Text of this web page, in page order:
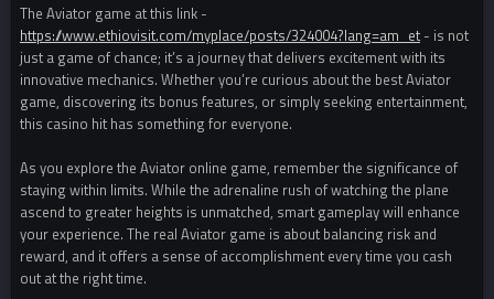
The Aviator game at this link -
https://www.ethiovisit.com/myplace/posts/324004?lang=am_et - is not
just a game of chance; it’s a journey that delivers excitement with its
innovative mechanics. Whether you’re curious about the best Aviator
game, discovering its bonus features, or simply seeking entertainment,
this casino hit has something for everyone.
As you explore the Aviator online game, remember the significance of
staying within limits. While the adrenaline rush of watching the plane
ascend to greater heights is unmatched, smart gameplay will enhance
your experience. The real Aviator game is about balancing risk and
reward, and it offers a sense of accomplishment every time you cash
out at the right time.